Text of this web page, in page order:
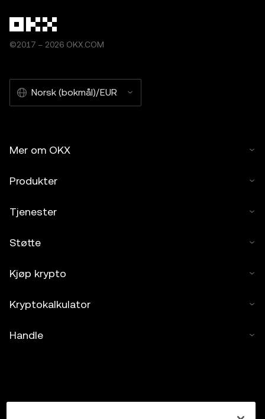
©2017 – 2026 OKX.COM
Norsk (bokmål)/EUR
Mer om OKX
Produkter
Tjenester
Støtte
Kjøp krypto
Kryptokalkulator
Handle